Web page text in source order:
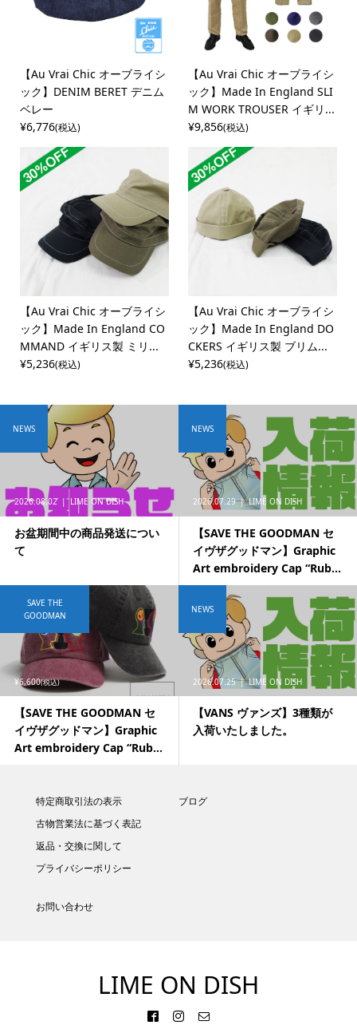
【Au Vrai Chic オーブライシ
ック】DENIM BERET デニム
ベレー
¥6,776(税込)
【Au Vrai Chic オーブライシ
ック】Made In England SLI
M WORK TROUSER イギリ...
¥9,856(税込)
【Au Vrai Chic オーブライシ
ック】Made In England CO
MMAND イギリス製 ミリ...
¥5,236(税込)
【Au Vrai Chic オーブライシ
ック】Made In England DO
CKERS イギリス製 ブリム...
¥5,236(税込)
2026.08.02 LIME ON DISH
お盆期間中の商品発送につい
て
NEWS
2026.07.29 LIME ON DISH
【SAVE THE GOODMAN セ
イヴザグッドマン】Graphic
Art embroidery Cap “Rub...
NEWS
¥6,600(税込)
【SAVE THE GOODMAN セ
イヴザグッドマン】Graphic
Art embroidery Cap “Rub...
SAVE THE
GOODMAN
2026.07.25 LIME ON DISH
【VANS ヴァンズ】3種類が
入荷いたしました。
NEWS
特定商取引法の表示
古物営業法に基づく表記
返品・交換に関して
プライバシーポリシー
ブログ
お問い合わせ
LIME ON DISH